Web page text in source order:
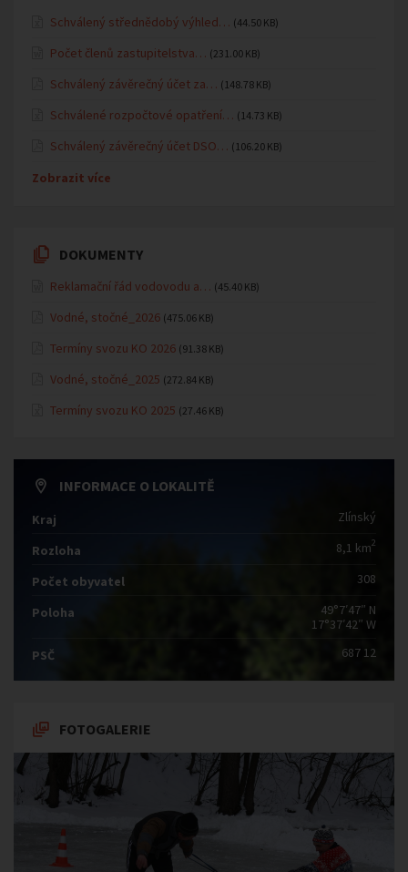
Schválený střednědobý výhled… (44.50 KB)
Počet členů zastupitelstva… (231.00 KB)
Schválený závěrečný účet za… (148.78 KB)
Schválené rozpočtové opatření… (14.73 KB)
Schválený závěrečný účet DSO… (106.20 KB)
Zobrazit více
DOKUMENTY
Reklamační řád vodovodu a… (45.40 KB)
Vodné, stočné_2026 (475.06 KB)
Termíny svozu KO 2026 (91.38 KB)
Vodné, stočné_2025 (272.84 KB)
Termíny svozu KO 2025 (27.46 KB)
INFORMACE O LOKALITĚ
Kraj Zlínský
Rozloha 8,1 km2
Počet obyvatel 308
Poloha
49°7′47″ N
17°37′42″ W
PSČ
687 12
FOTOGALERIE